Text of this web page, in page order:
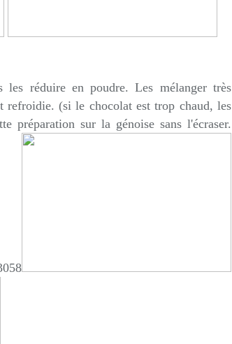
les réduire en poudre. Les mélanger très
refroidie. (si le chocolat est trop chaud, les
préparation sur la génoise sans l'écraser.